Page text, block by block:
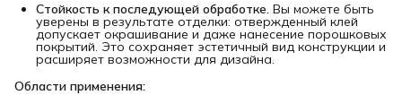
Стойкость к последующей обработке. Вы можете быть
уверены в результате отделки: отвержденный клей
допускает окрашивание и даже нанесение порошковых
покрытий. Это сохраняет эстетичный вид конструкции и
расширяет возможности для дизайна.
Области применения: